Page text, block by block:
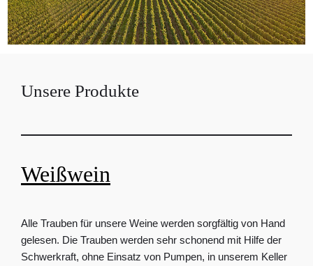
Unsere Produkte
Weißwein
Alle Trauben für unsere Weine werden sorgfältig von Hand
gelesen. Die Trauben werden sehr schonend mit Hilfe der
Schwerkraft, ohne Einsatz von Pumpen, in unserem Keller